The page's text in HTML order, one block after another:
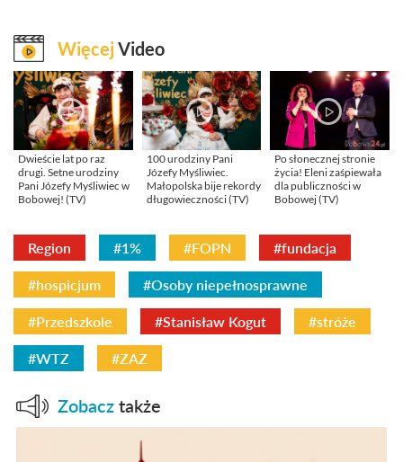
WięcejVideo
Dwieście lat po raz
drugi. Setne urodziny
Pani Józefy Myśliwiec w
Bobowej! (TV)
100 urodziny Pani
Józefy Myśliwiec.
Małopolska bije rekordy
długowieczności (TV)
Po słonecznej stronie
życia! Eleni zaśpiewała
dla publiczności w
Bobowej (TV)
Region #1% #FOPN #fundacja
#hospicjum #Osoby niepełnosprawne
#Przedszkole #Stanisław Kogut #stróże
#WTZ #ZAZ
Zobacz także